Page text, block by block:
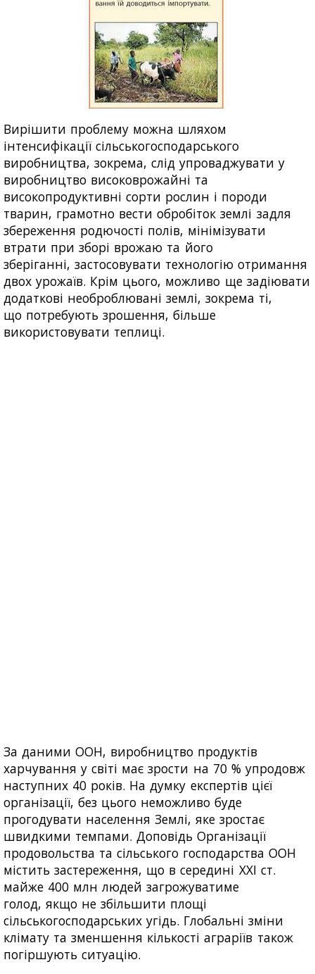
Вирішити проблему можна шляхом
інтенсифікації сільськогосподарського
виробництва, зокрема, слід упроваджувати у
виробництво високоврожайні та
високопродуктивні сорти рослин і породи
тварин, грамотно вести обробіток землі задля
збереження родючості полів, мінімізувати
втрати при зборі врожаю та його
зберіганні, застосовувати технологію отримання
двох урожаїв. Крім цього, можливо ще задіювати
додаткові необроблювані землі, зокрема ті,
що потребують зрошення, більше
використовувати теплиці.
За даними ООН, виробництво продуктів
харчування у світі має зрости на 70 % упродовж
наступних 40 років. На думку експертів цієї
організації, без цього неможливо буде
прогодувати населення Землі, яке зростає
швидкими темпами. Доповідь Організації
продовольства та сільського господарства ООН
містить застереження, що в середині XXI ст.
майже 400 млн людей загрожуватиме
голод, якщо не збільшити площі
сільськогосподарських угідь. Глобальні зміни
клімату та зменшення кількості аграріїв також
погіршують ситуацію.